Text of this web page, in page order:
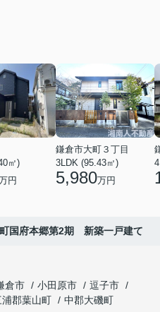
㎡)
円
鎌倉市大町３丁目
3LDK (95.43㎡)
5,980万円
国府本郷第2期 新築一戸建て
倉市 小田原市
逗子市
浦郡葉山町
中郡大磯町